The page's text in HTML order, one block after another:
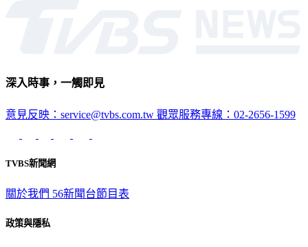
深入時事，一觸即見
意見反映：service@tvbs.com.tw 觀眾服務專線：02-2656-1599
TVBS新聞網
關於我們 56新聞台節目表
政策與隱私